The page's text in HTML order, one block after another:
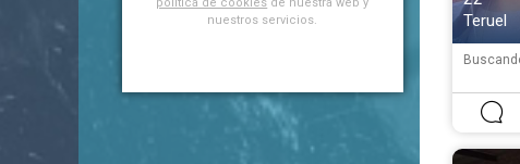
nuestros servicios.
Teruel